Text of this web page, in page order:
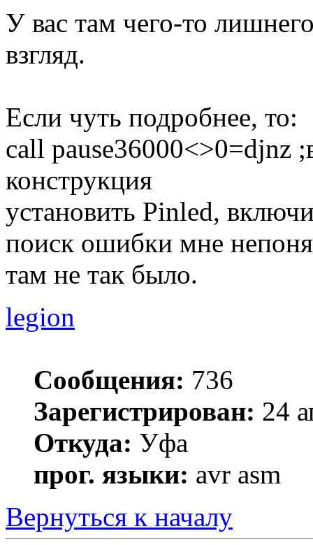
У вас там чего-то
взгляд.
Если чуть подробнее, то:
call pause36000<>0=djnz
конструкция
установить Pinled,
поиск ошибки мне
там не так было.
legion
Сообщения: 736
Зарегистрирован: 24
Откуда: Уфа
прог. языки: avr asm
Вернуться к началу